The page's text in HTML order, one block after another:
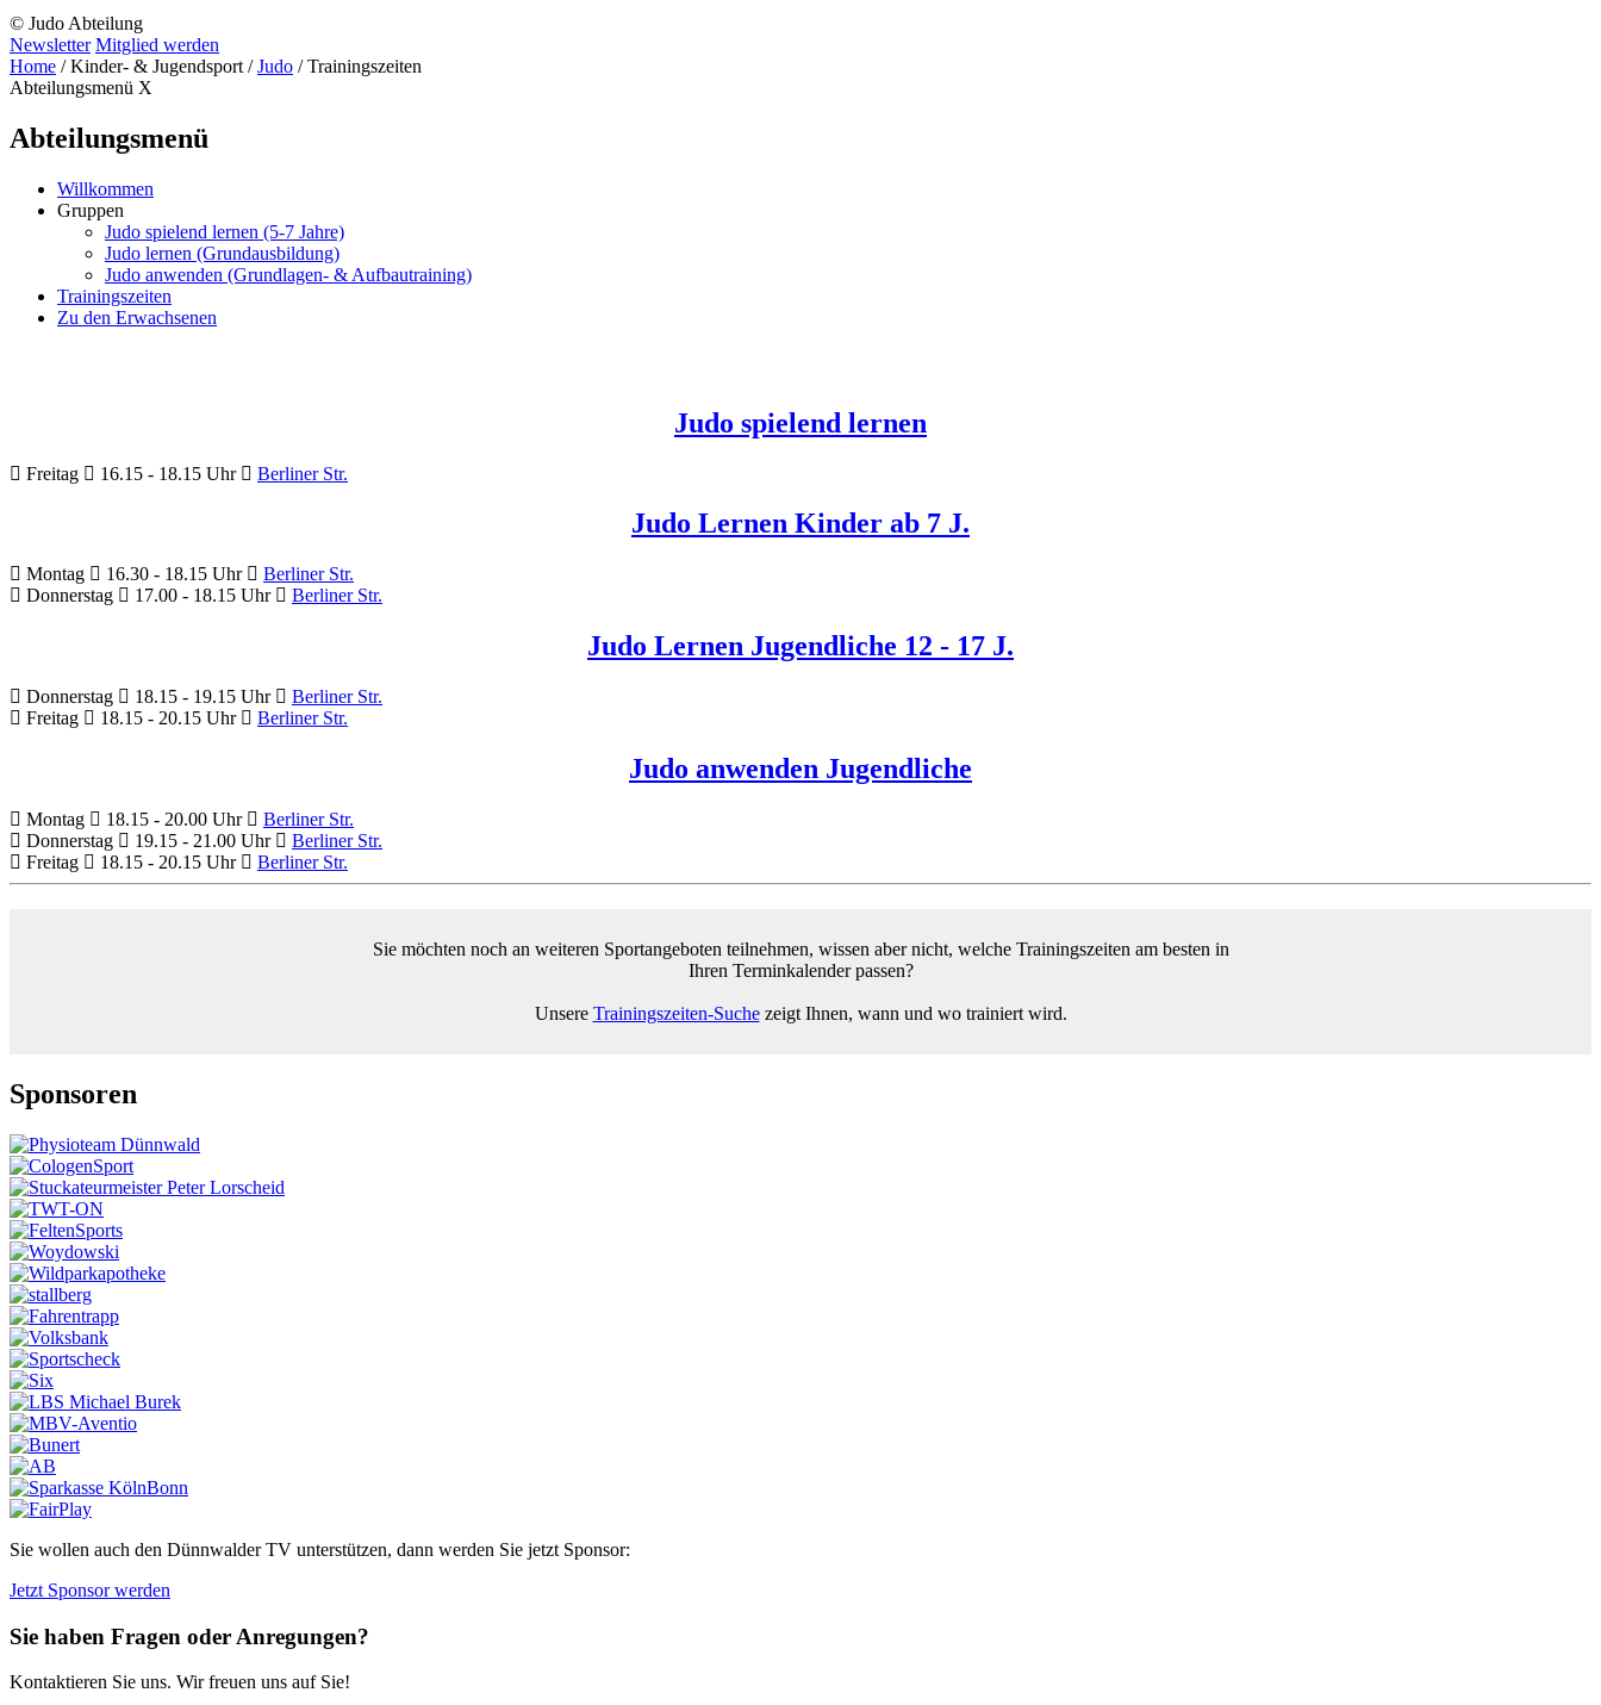
© Judo Abteilung
Newsletter Mitglied werden
Home /Kinder- & Jugendsport /Judo /Trainingszeiten
Abteilungsmenü X
Abteilungsmenü
Willkommen
Gruppen
Judo spielend lernen (5-7 Jahre)
Judo lernen (Grundausbildung)
Judo anwenden (Grundlagen- & Aufbautraining)
Trainingszeiten
Zu den Erwachsenen
Judo spielend lernen
Freitag 16.15 - 18.15 Uhr Berliner Str.
Judo Lernen Kinder ab 7 J.
Montag 16.30 - 18.15 Uhr
Berliner Str.
Donnerstag
17.00 - 18.15 Uhr Berliner Str.
Judo Lernen Jugendliche 12 - 17 J.
Donnerstag 18.15 - 19.15 Uhr
Berliner Str.
Freitag
18.15 - 20.15 Uhr Berliner Str.
Judo anwenden Jugendliche
Montag 18.15 - 20.00 Uhr
Berliner Str.
Donnerstag
19.15 - 21.00 Uhr
Berliner Str.
Freitag
18.15 - 20.15 Uhr Berliner Str.
Sie möchten noch an weiteren Sportangeboten teilnehmen, wissen aber nicht, welche Trainingszeiten am besten in
Ihren Terminkalender passen?
Unsere Trainingszeiten-Suchezeigt Ihnen, wann und wo trainiert wird.
Sponsoren
Sie wollen auch den Dünnwalder TV unterstützen, dann werden Sie jetzt Sponsor:
Jetzt Sponsor werden
Sie haben Fragen oder Anregungen?
Kontaktieren Sie uns. Wir freuen uns auf Sie!